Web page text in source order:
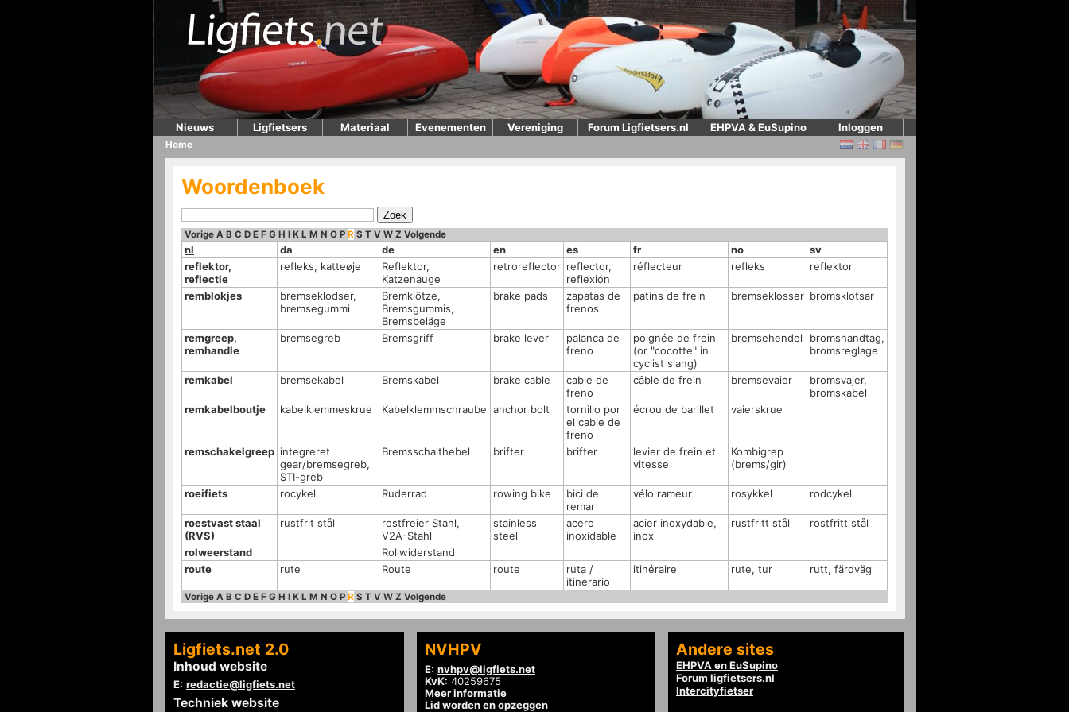
Nieuws Ligfietsers Materiaal Evenementen Vereniging Forum Ligfietsers.nl EHPVA & EuSupino Inloggen
Home
Woordenboek
Vorige A B C D E F G H I K L M N O P R S T V W Z Volgende
nl da de en es fr no
sv
reflektor,
reflectie
refleks, katteøje
Reflektor,
Katzenauge
retroreflector reflector,
reflexión
réflecteur refleks reflektor
remblokjes
bremseklodser,
bremsegummi
Bremklötze,
Bremsgummis,
Bremsbeläge
brake pads
zapatas de
frenos
patins de frein bremseklosser bromsklotsar
remgreep,
remhandle
bremsegreb Bremsgriff brake lever
palanca de
freno
poignée de frein
(or "cocotte" in
cyclist slang)
bremsehendel
bromshandtag,
bromsreglage
remkabel bremsekabel Bremskabel brake cable
cable de
freno
câble de frein bremsevaier
bromsvajer,
bromskabel
remkabelboutje
kabelklemmeskrue Kabelklemmschraube anchor bolt
tornillo por
el cable de
freno
écrou de barillet vaierskrue
remschakelgreep integreret
gear/bremsegreb,
STI-greb
Bremsschalthebel brifter brifter
levier de frein et
vitesse
Kombigrep
(brems/gir)
roeifiets rocykel Ruderrad rowing bike
bici de
remar
vélo rameur rosykkel rodcykel
roestvast staal
(RVS)
rustfrit stål
rostfreier Stahl,
V2A-Stahl
stainless
steel
acero
inoxidable
acier inoxydable,
inox
rustfritt stål rostfritt stål
rolweerstand
Rollwiderstand
route
rute Route route
ruta /
itinerario
itinéraire rute, tur rutt, färdväg
Vorige A B C D E F G H I K L M N O P R S T V W Z Volgende
Ligfiets.net 2.0
Inhoud website
E: redactie@ligfiets.net
Techniek website
NVHPV
E: nvhpv@ligfiets.net
KvK: 40259675
Meer informatie
Lid worden en opzeggen
Andere sites
EHPVA en EuSupino
Forum ligfietsers.nl
Intercityfietser